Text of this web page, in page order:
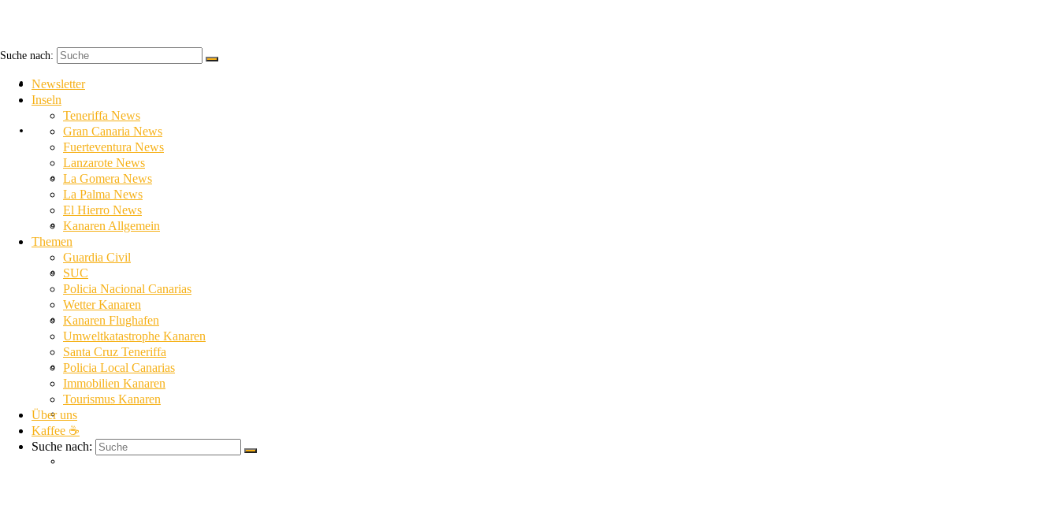
Newsletter
Inseln
Teneriffa News
Gran Canaria News
Fuerteventura News
Lanzarote News
La Gomera News
La Palma News
Suche nach:
Newsletter
Inseln
Teneriffa News
Gran Canaria News
Fuerteventura News
Lanzarote News
La Gomera News
La Palma News
El Hierro News
Kanaren Allgemein
Themen
Guardia Civil
SUC
Policia Nacional Canarias
Wetter Kanaren
Kanaren Flughafen
Umweltkatastrophe Kanaren
Santa Cruz Teneriffa
Policia Local Canarias
Immobilien Kanaren
Tourismus Kanaren
Über uns
Kaffee ☕
Suche nach: